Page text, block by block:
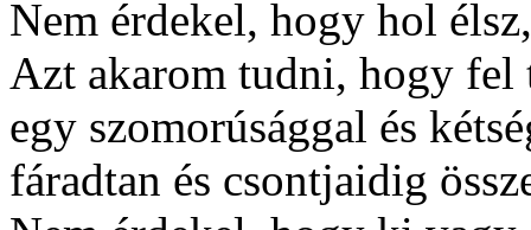
Nem érdekel, hogy hol
Azt akarom tudni, hogy fel
egy szomorúsággal és
fáradtan és csontjaidig